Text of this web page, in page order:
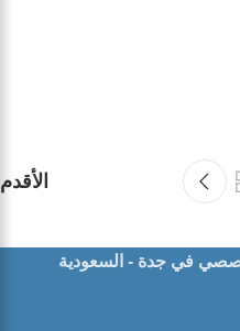
الأقدم
في جدة - السعودية